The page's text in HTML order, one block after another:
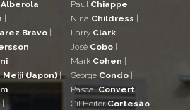
Alberola
Bravo
Meiji (Japon)|
|
Paul Chiappe
Nina Childress
Larry Clark
José Cobo
Mark Cohen
George Condo
PascalConvert
Gil HeitorCortesão